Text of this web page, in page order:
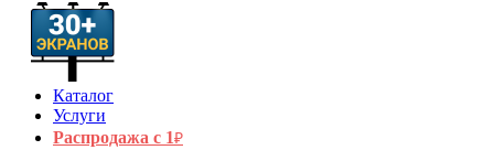
Каталог
Услуги
Распродажа с 1₽